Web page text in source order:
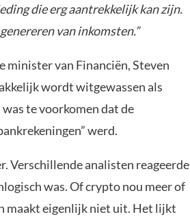
die erg aantrekkelijk kan zijn.
van inkomsten.”
minister van Financiën, Steven
wordt witgewassen als
te voorkomen dat de
werd.
Verschillende analisten reageerde
was. Of crypto nou meer of
maakt eigenlijk niet uit. Het lijkt